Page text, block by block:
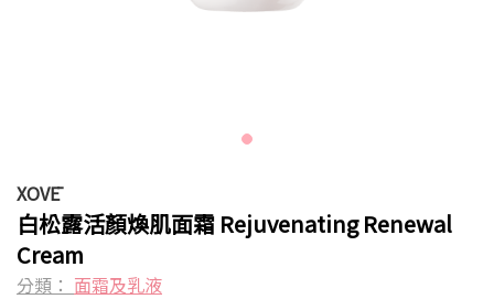
XOVĒ
白松露活顏煥肌面霜 Rejuvenating Renewal
Cream
分類： 面霜及乳液